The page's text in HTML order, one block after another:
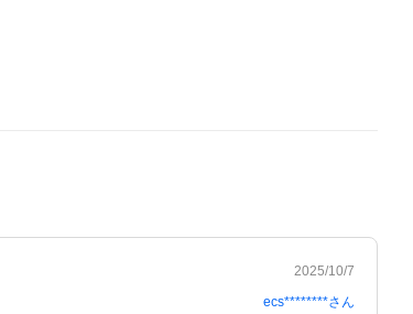
2025/10/7
ecs********さん